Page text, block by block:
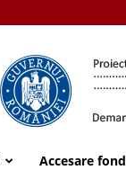
Accesare